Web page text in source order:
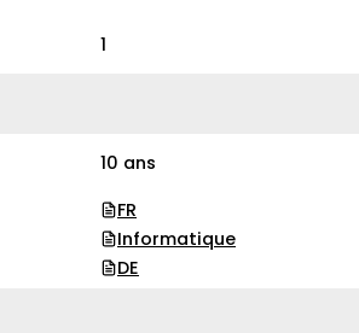
1
10 ans
FR
Informatique
DE